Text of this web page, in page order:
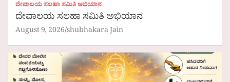
ದೇವಾಲಯ ಸಲಹಾ ಸಮಿತಿ ಅಭಿಯಾನ
ದೇವಾಲಯ ಸಲಹಾ ಸಮಿತಿ ಅಭಿಯಾನ
August 9, 2026 shubhakara Jain